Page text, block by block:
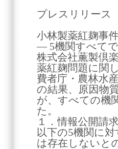
プレスリリース
小林製薬紅麹事
― 5機関すべて
株式会社薫製倶
薬紅麹問題に関
費者庁・農林水
の結果、原因物
が、すべての機
た。
１．情報公開請
以下の5機関に
は存在しないと